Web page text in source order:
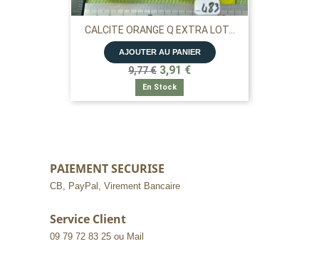
CALCITE ORANGE Q EXTRA LOT...
AJOUTER AU PANIER
9,77 € 3,91 €
En Stock
PAIEMENT SECURISE
CB, PayPal, Virement Bancaire
Service Client
09 79 72 83 25 ou Mail